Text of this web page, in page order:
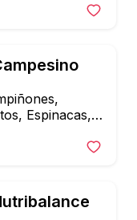
Frijoles
Espinacas, y
y Ensalada,